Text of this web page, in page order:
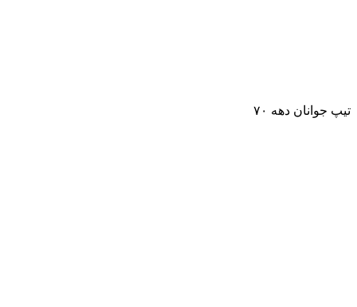
تیپ جوانان دهه ۷۰